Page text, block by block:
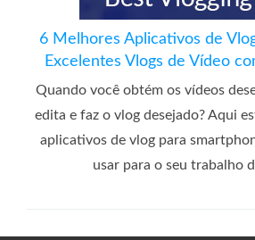
6 Melhores Aplicativos de
Excelentes Vlogs de Vídeo
Quando você obtém os vídeos
edita e faz o vlog desejado? Aqui
aplicativos de vlog para
usar para o seu trabalho